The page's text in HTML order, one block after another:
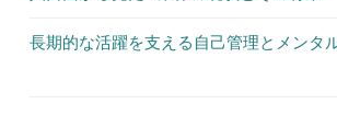
長期的な活躍を支える自己管理とメンタ